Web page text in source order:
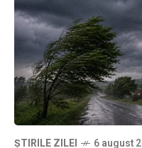
ȘTIRILE ZILEI 6 august